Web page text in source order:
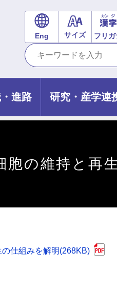
Eng サイズ フリガ
進路 研究・産学連
の維持と再
仕組みを解明(268KB)